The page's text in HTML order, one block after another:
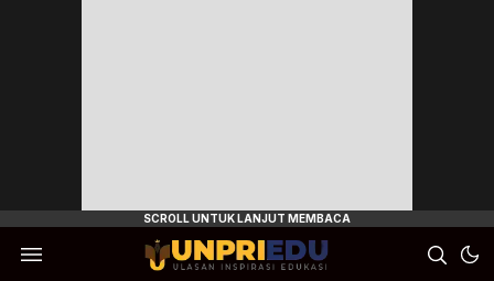
UnpriEdu
Ulasan Inspirasi Edukasi